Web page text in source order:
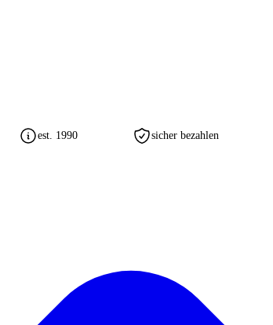
est. 1990 sicher bezahlen